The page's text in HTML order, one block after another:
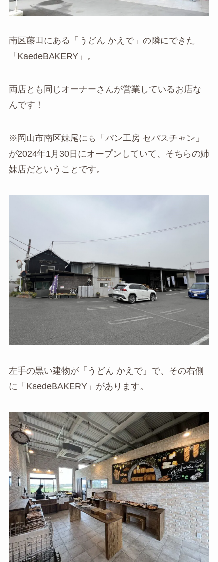
南区藤田にある「うどん かえで」の隣にできた
「KaedeBAKERY」。
両店とも同じオーナーさんが営業しているお店な
んです！
※岡山市南区妹尾にも「パン工房 セバスチャン」
が2024年1月30日にオープンしていて、そちらの姉
妹店だということです。
左手の黒い建物が「うどん かえで」で、その右側
に「KaedeBAKERY」があります。